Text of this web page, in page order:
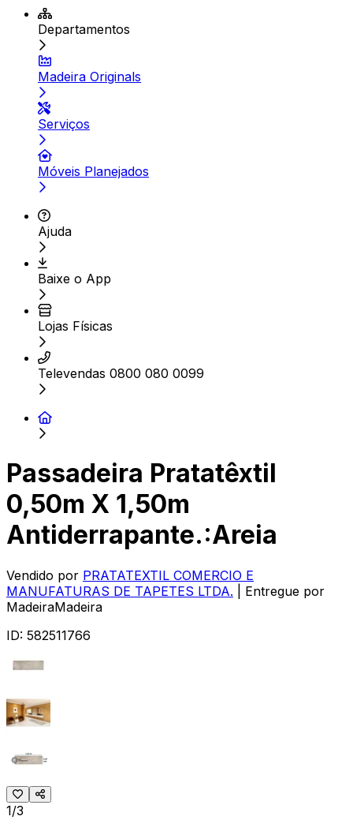
Departamentos
Madeira Originals
Serviços
Móveis Planejados
Ajuda
Baixe o App
Lojas Físicas
Televendas 0800 080 0099
Passadeira Pratatêxtil
0,50m X 1,50m
Antiderrapante.:Areia
Vendido por PRATATEXTIL COMERCIO E
MANUFATURAS DE TAPETES LTDA.
| Entregue por
MadeiraMadeira
ID: 582511766
1/3